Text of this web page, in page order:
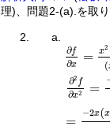
理)、問題2-(a).を取り
∂f
∂x = x2
(
∂f∂ =x 2+
∂2 f
∂x2 =
=
−2x(x
-